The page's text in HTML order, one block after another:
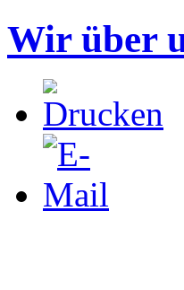
Wir über